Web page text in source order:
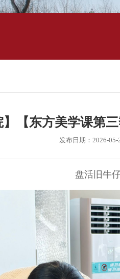
【东方美学课第
发布日期：2026-05-
盘活旧牛